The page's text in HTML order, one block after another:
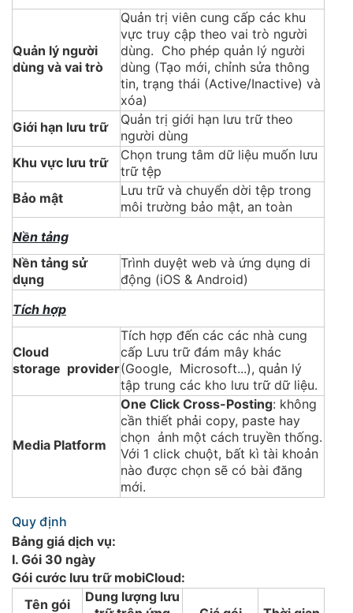
Quản lý người
dùng và vai trò
Quản trị viên cung cấp các khu
vực truy cập theo vai trò người
dùng. Cho phép quản lý người
dùng (Tạo mới, chỉnh sửa thông
tin, trạng thái (Active/Inactive) và
xóa)
Giới hạn lưu trữ
Quản trị giới hạn lưu trữ theo
người dùng
Khu vực lưu trữ
Chọn trung tâm dữ liệu muốn lưu
trữ tệp
Bảo mật
Lưu trữ và chuyển dời tệp trong
môi trường bảo mật, an toàn
Nền tảng
Nền tảng sử
dụng
Trình duyệt web và ứng dụng di
động (iOS & Android)
Tích hợp
Cloud
storage provider
Tích hợp đến các các nhà cung
cấp Lưu trữ đám mây khác
(Google, Microsoft...), quản lý
tập trung các kho lưu trữ dữ liệu.
Media Platform
One Click Cross-Posting: không
cần thiết phải copy, paste hay
chọn ảnh một cách truyền thống.
Với 1 click chuột, bất kì tài khoản
nào được chọn sẽ có bài đăng
mới.
Quy định
Bảng giá dịch vụ:
I. Gói 30 ngày
Gói cước lưu trữ mobiCloud:
Tên gói
Dung lượng lưu